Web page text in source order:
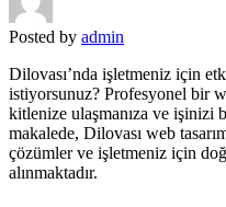
Posted by admin
Dilovası’nda işletmeniz için
istiyorsunuz? Profesyonel bir
kitlenize ulaşmanıza ve işinizi
makalede, Dilovası web
çözümler ve işletmeniz için
alınmaktadır.